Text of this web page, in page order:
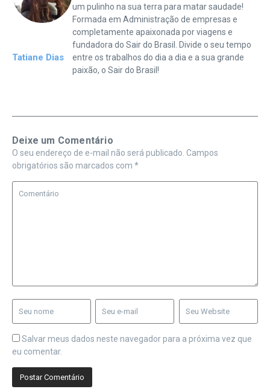
Tatiane Dias
um pulinho na sua terra para matar saudade!
Formada em Administração de empresas e
completamente apaixonada por viagens e
fundadora do Sair do Brasil. Divide o seu tempo
entre os trabalhos do dia a dia e a sua grande
paixão, o Sair do Brasil!
Deixe um Comentário
O seu endereço de e-mail não será publicado. Campos
obrigatórios são marcados com *
Salvar meus dados neste navegador para a próxima vez que
eu comentar.